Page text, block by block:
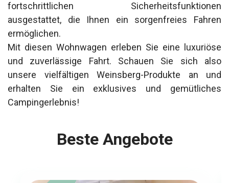
fortschrittlichen Sicherheitsfunktionen
ausgestattet, die Ihnen ein sorgenfreies Fahren
ermöglichen.
Mit diesen Wohnwagen erleben Sie eine luxuriöse
und zuverlässige Fahrt. Schauen Sie sich also
unsere vielfältigen Weinsberg-Produkte an und
erhalten Sie ein exklusives und gemütliches
Campingerlebnis!
Beste Angebote